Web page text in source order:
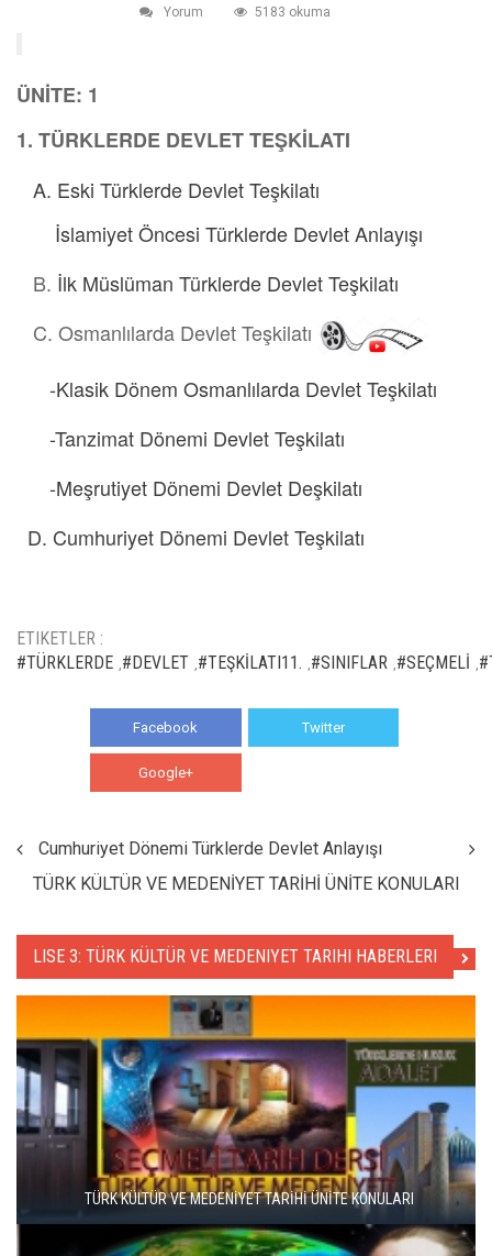
Yorum
5183 okuma
ÜNİTE: 1
1. TÜRKLERDE DEVLET TEŞKİLATI
A. Eski Türklerde Devlet Teşkilatı
İslamiyet Öncesi Türklerde Devlet Anlayışı
B. İlk Müslüman Türklerde Devlet Teşkilatı
C. Osmanlılarda Devlet Teşkilatı
-Klasik Dönem Osmanlılarda Devlet Teşkilatı
-Tanzimat Dönemi Devlet Teşkilatı
-Meşrutiyet Dönemi Devlet Deşkilatı
D. Cumhuriyet Dönemi Devlet Teşkilatı
ETIKETLER :
#TÜRKLERDE #DEVLET #TEŞKİLATI11. #SINIFLAR #SEÇMELİ
Facebook Twitter
Google+
Cumhuriyet Dönemi Türklerde Devlet Anlayışı
TÜRK KÜLTÜR VE MEDENİYET TARİHİ ÜNİTE KONULARI
LISE 3: TÜRK KÜLTÜR VE MEDENIYET TARIHI HABERLERI
MEŞRUTİYET DÖNEMİ DEVLET ANLAYIŞI